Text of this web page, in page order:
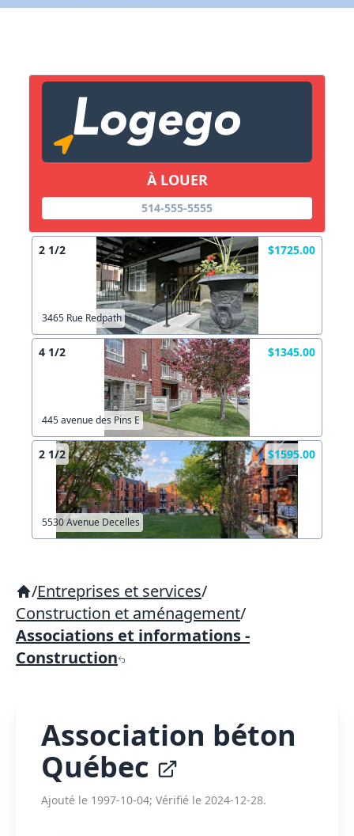
À LOUER
514-555-5555
2 1/2 $1725.00
3465 Rue Redpath
4 1/2 $1345.00
445 avenue des Pins E
2 1/2 $1595.00
5530 Avenue Decelles
/Entreprises et services/
Construction et aménagement/
Associations et informations -
Construction
Association béton
Québec
Ajouté le 1997-10-04; Vérifié le 2024-12-28.
Lien vers inscription (sera inclus dans courriel)
Copier lien
X Fermer Envoyez